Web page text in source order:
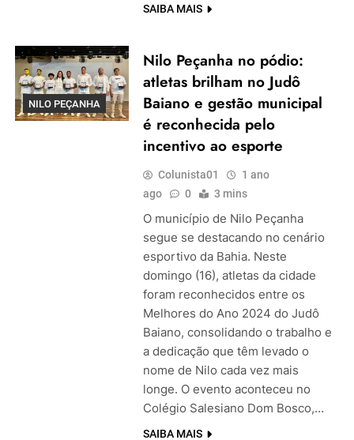
SAIBA MAIS
NILO PEÇANHA
Nilo Peçanha no pódio:
atletas brilham no Judô
Baiano e gestão municipal
é reconhecida pelo
incentivo ao esporte
Colunista01
1 ano
ago
0 3 mins
O município de Nilo Peçanha
segue se destacando no cenário
esportivo da Bahia. Neste
domingo (16), atletas da cidade
foram reconhecidos entre os
Melhores do Ano 2024 do Judô
Baiano, consolidando o trabalho e
a dedicação que têm levado o
nome de Nilo cada vez mais
longe. O evento aconteceu no
Colégio Salesiano Dom Bosco,…
SAIBA MAIS